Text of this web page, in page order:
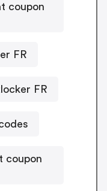
coupon
FR
FR
coupon